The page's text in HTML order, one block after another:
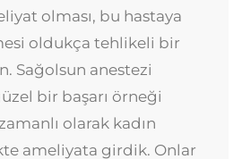
olması, bu hastaya
oldukça tehlikeli bir
Sağolsun anestezi
bir başarı örneği
olarak kadın
ameliyata girdik. Onlar